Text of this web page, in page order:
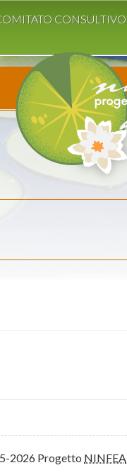
CONSULTIVO
2026 Progetto NINFEA